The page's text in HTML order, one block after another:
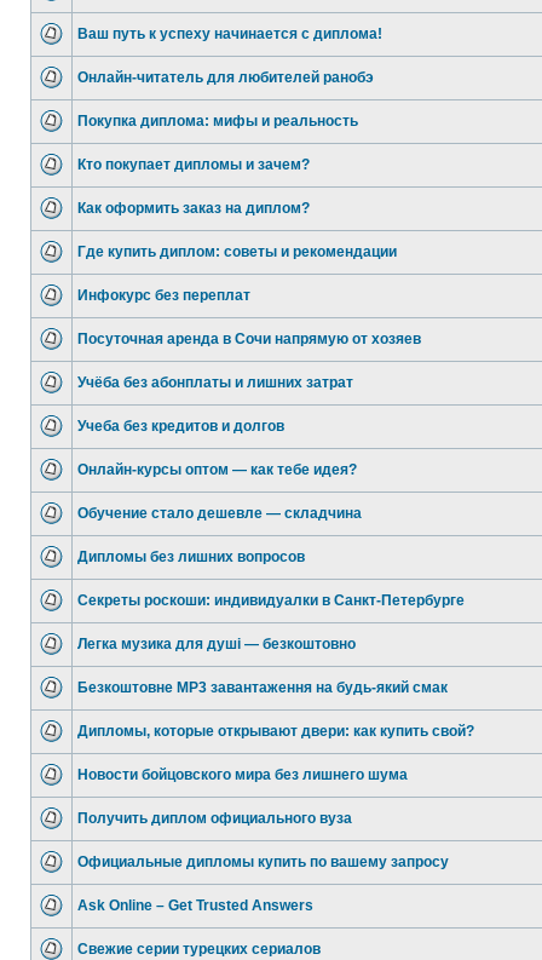
Ваш путь к успеху начинается с диплома!
Онлайн-читатель для любителей ранобэ
Покупка диплома: мифы и реальность
Кто покупает дипломы и зачем?
Как оформить заказ на диплом?
Где купить диплом: советы и рекомендации
Инфокурс без переплат
Посуточная аренда в Сочи напрямую от хозяев
Учёба без абонплаты и лишних затрат
Учеба без кредитов и долгов
Онлайн-курсы оптом — как тебе идея?
Обучение стало дешевле — складчина
Дипломы без лишних вопросов
Секреты роскоши: индивидуалки в Санкт-Петербурге
Легка музика для душі — безкоштовно
Безкоштовне MP3 завантаження на будь-який смак
Дипломы, которые открывают двери: как купить свой?
Новости бойцовского мира без лишнего шума
Получить диплом официального вуза
Официальные дипломы купить по вашему запросу
Ask Online – Get Trusted Answers
Свежие серии турецких сериалов